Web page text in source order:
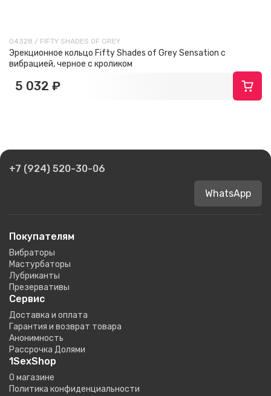
04328 / FIFTY SHADES OF GREY
Эрекционное кольцо Fifty Shades of Grey Sensation с
вибрацией, черное с кроликом
5 032 ₽
+7 (924) 520-30-06
WhatsApp
Покупателям
Вибраторы
Мастурбаторы
Лубриканты
Презервативы
Сервис
Доставка и оплата
Гарантия и возврат товара
Анонимность
Рассрочка Долями
1SexShop
О магазине
Политика конфиденциальности